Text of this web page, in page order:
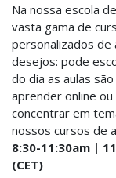
Na nossa escola
vasta gama de
personalizados
desejos: pode
do dia as aulas
aprender online
concentrar em
nossos cursos de
8:30-11:30am |
(CET)